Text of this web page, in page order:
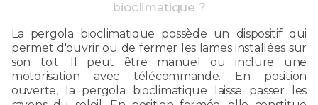
bioclimatique ?
La pergola bioclimatique possède un dispositif qui
permet d'ouvrir ou de fermer les lames installées sur
son toit. Il peut être manuel ou inclure une
motorisation avec télécommande. En position
ouverte, la pergola bioclimatique laisse passer les